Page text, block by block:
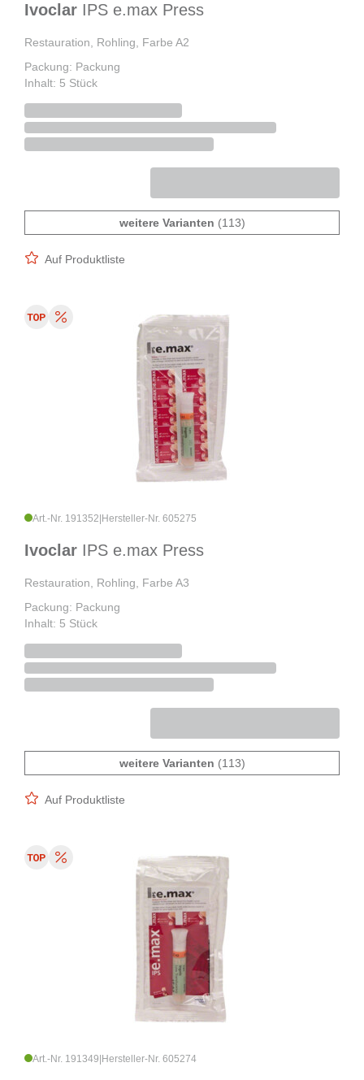
Ivoclar IPS e.max Press
Restauration, Rohling, Farbe A2
Packung: Packung
Inhalt: 5 Stück
weitere Varianten (113)
Auf Produktliste
Art.-Nr. 191352 Hersteller-Nr. 605275
Ivoclar IPS e.max Press
Restauration, Rohling, Farbe A3
Packung: Packung
Inhalt: 5 Stück
weitere Varianten (113)
Auf Produktliste
Art.-Nr. 191349 Hersteller-Nr. 605274